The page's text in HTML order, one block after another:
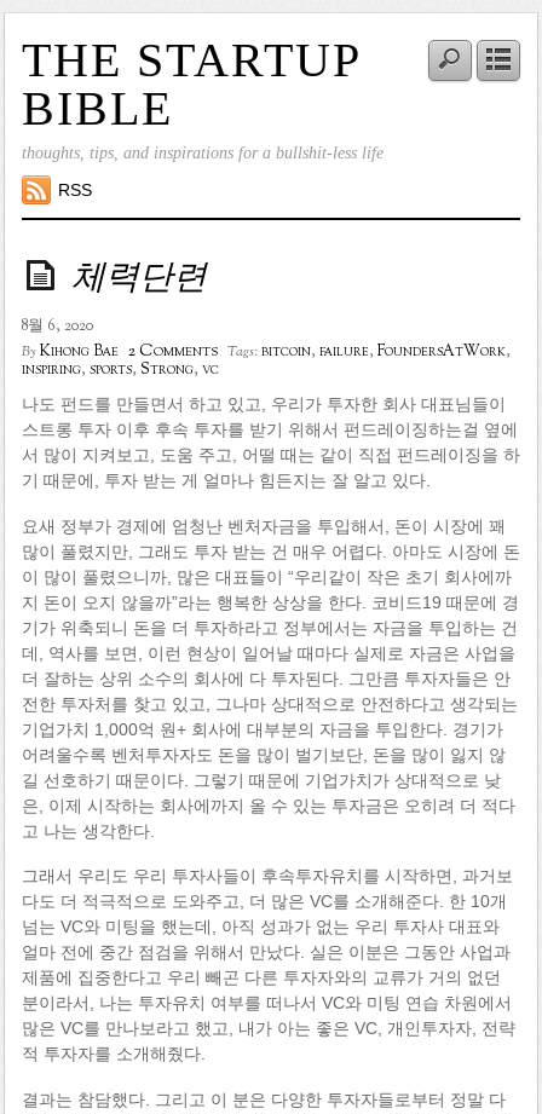
THE STARTUP
BIBLE
thoughts, tips, and inspirations for a bullshit-less life
RSS
체력단련
8월 6, 2020
ByKihong Bae 2 Comments Tags:bitcoin, failure, FoundersAtWork,
inspiring, sports, Strong, vc
나도 펀드를 만들면서 하고 있고, 우리가 투자한 회사 대표님들이
스트롱 투자 이후 후속 투자를 받기 위해서 펀드레이징하는걸 옆에
서 많이 지켜보고, 도움 주고, 어떨 때는 같이 직접 펀드레이징을 하
기 때문에, 투자 받는 게 얼마나 힘든지는 잘 알고 있다.
요새 정부가 경제에 엄청난 벤처자금을 투입해서, 돈이 시장에 꽤
많이 풀렸지만, 그래도 투자 받는 건 매우 어렵다. 아마도 시장에 돈
이 많이 풀렸으니까, 많은 대표들이 “우리같이 작은 초기 회사에까
지 돈이 오지 않을까”라는 행복한 상상을 한다. 코비드19 때문에 경
기가 위축되니 돈을 더 투자하라고 정부에서는 자금을 투입하는 건
데, 역사를 보면, 이런 현상이 일어날 때마다 실제로 자금은 사업을
더 잘하는 상위 소수의 회사에 다 투자된다. 그만큼 투자자들은 안
전한 투자처를 찾고 있고, 그나마 상대적으로 안전하다고 생각되는
기업가치 1,000억 원+ 회사에 대부분의 자금을 투입한다. 경기가
어려울수록 벤처투자자도 돈을 많이 벌기보단, 돈을 많이 잃지 않
길 선호하기 때문이다. 그렇기 때문에 기업가치가 상대적으로 낮
은, 이제 시작하는 회사에까지 올 수 있는 투자금은 오히려 더 적다
고 나는 생각한다.
그래서 우리도 우리 투자사들이 후속투자유치를 시작하면, 과거보
다도 더 적극적으로 도와주고, 더 많은 VC를 소개해준다. 한 10개
넘는 VC와 미팅을 했는데, 아직 성과가 없는 우리 투자사 대표와
얼마 전에 중간 점검을 위해서 만났다. 실은 이분은 그동안 사업과
제품에 집중한다고 우리 빼곤 다른 투자자와의 교류가 거의 없던
분이라서, 나는 투자유치 여부를 떠나서 VC와 미팅 연습 차원에서
많은 VC를 만나보라고 했고, 내가 아는 좋은 VC, 개인투자자, 전략
적 투자자를 소개해줬다.
결과는 참담했다. 그리고 이 분은 다양한 투자자들로부터 정말 다